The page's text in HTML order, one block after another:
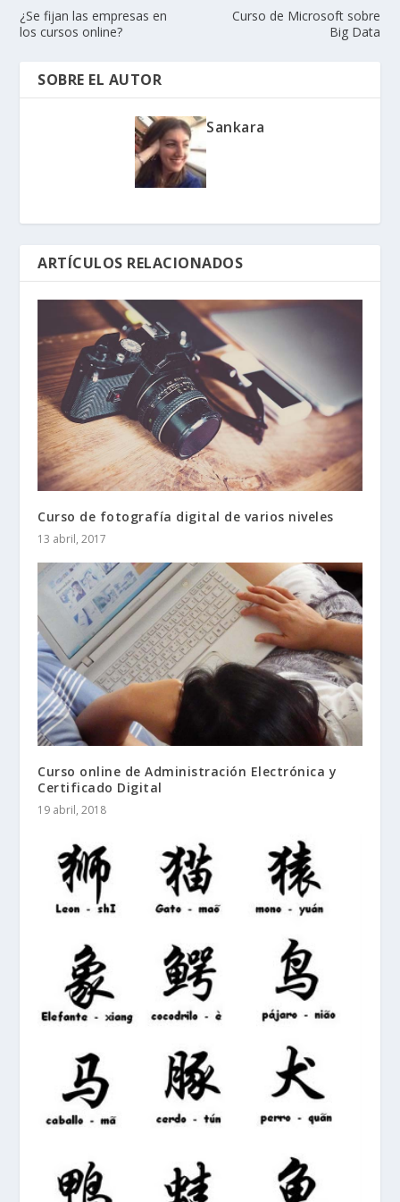
¿Se fijan las empresas en
los cursos online?
Curso de Microsoft sobre
Big Data
SOBRE EL AUTOR
Sankara
ARTÍCULOS RELACIONADOS
Curso de fotografía digital de varios niveles
13 abril, 2017
Curso online de Administración Electrónica y
Certificado Digital
19 abril, 2018